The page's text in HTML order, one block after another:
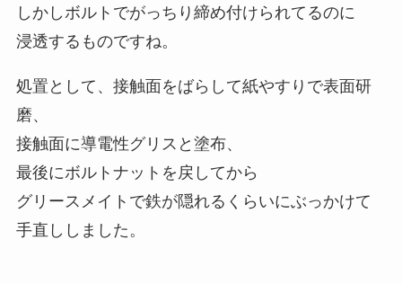
しかしボルトでがっちり締め付けられてるのに
浸透するものですね。
処置として、接触面をばらして紙やすりで表面研
磨、
接触面に導電性グリスと塗布、
最後にボルトナットを戻してから
グリースメイトで鉄が隠れるくらいにぶっかけて
手直ししました。